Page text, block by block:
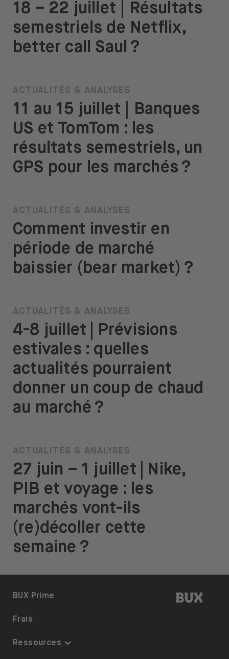
18 – 22 juillet | Résultats
semestriels de Netflix,
better call Saul ?
ACTUALITÉS & ANALYSES
11 au 15 juillet | Banques
US et TomTom : les
résultats semestriels, un
GPS pour les marchés ?
ACTUALITÉS & ANALYSES
Comment investir en
période de marché
baissier (bear market) ?
ACTUALITÉS & ANALYSES
4-8 juillet | Prévisions
estivales : quelles
actualités pourraient
donner un coup de chaud
au marché ?
ACTUALITÉS & ANALYSES
27 juin – 1 juillet | Nike,
PIB et voyage : les
marchés vont-ils
(re)décoller cette
semaine ?
BUX |
BUX Prime
Frais
Ressources